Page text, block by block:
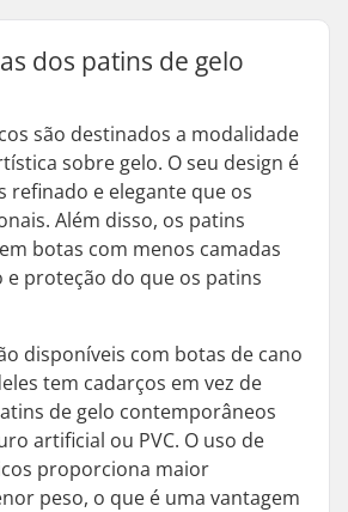
dos patins de gelo
são destinados a modalidade
sobre gelo. O seu design é
refinado e elegante que os
Além disso, os patins
botas com menos camadas
e proteção do que os patins
disponíveis com botas de cano
tem cadarços em vez de
de gelo contemporâneos
artificial ou PVC. O uso de
proporciona maior
peso, o que é uma vantagem